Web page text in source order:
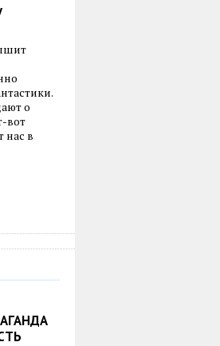
о
вот
нас в